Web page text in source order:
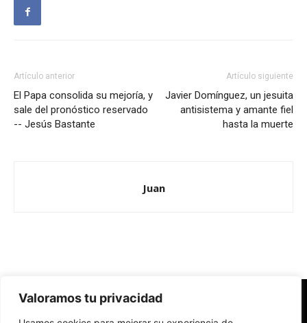
Valoramos tu privacidad
Artículo anterior
El Papa consolida su mejoría, y
sale del pronóstico reservado
-- Jesús Bastante
Artículo siguiente
Javier Domínguez, un jesuita
antisistema y amante fiel
hasta la muerte
Juan
Redes Cristianas